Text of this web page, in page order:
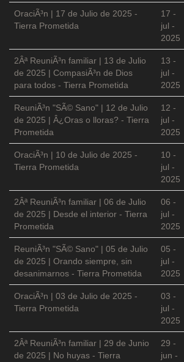
OraciÃ³n | 17 de Julio de 2025 -
Tierra Prometida
17 -
jul -
2025
2Âª ReuniÃ³n familiar | 13 de Julio
de 2025 | CompasiÃ³n de Dios
para todos - Tierra Prometida
13 -
jul -
2025
ReuniÃ³n "SÃ© Sano" | 12 de Julio
de 2025 | Â¿Oras o lloras? - Tierra
Prometida
12 -
jul -
2025
OraciÃ³n | 10 de Julio de 2025 -
Tierra Prometida
10 -
jul -
2025
2Âª ReuniÃ³n familiar | 06 de Julio
de 2025 | Desde el interior - Tierra
Prometida
06 -
jul -
2025
ReuniÃ³n "SÃ© Sano" | 05 de Julio
de 2025 | Orando siempre, sin
desanimarnos - Tierra Prometida
05 -
jul -
2025
OraciÃ³n | 03 de Julio de 2025 -
Tierra Prometida
03 -
jul -
2025
2Âª ReuniÃ³n familiar | 29 de Junio
de 2025 | No huyas - Tierra
29 -
jun -